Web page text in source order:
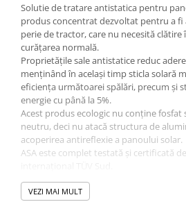
Sapun spuma
Consumabile hartie
Acoperitori toaleta
Cearceaf hartie & cearceaf hartie
Hartie igienica
Prosoape hartie pliate
Pungi igienice
Role hartie industriala
Servetele masa & faciale
Solutie de tratare antistatica pentru
produs concentrat dezvoltat pentru a fi
perie de tractor, care nu necesită
curățarea normală.
Proprietățile sale antistatice reduc
menținând în același timp sticla solară
eficiența următoarei spălări, precum și
energie cu până la 5%.
Acest produs ecologic nu conține fosfat
neutru, deci nu atacă structura de
acoperirea antireflexie a panoului solar.
ASA este complet testată și certificată
Industrii & Aplicare
Protecția panourilor solare fotovoltaice
VEZI MAI MULT